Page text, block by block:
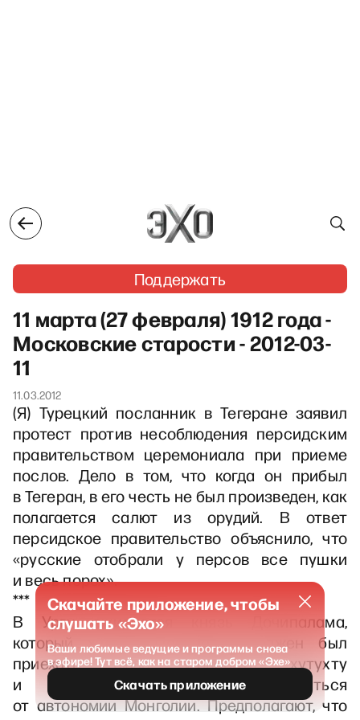
Поддержать
11 марта (27 февраля) 1912 года -
Московские старости - 2012-03-
11
11.03.2012
(Я) Турецкий посланник в Тегеране заявил
протест против несоблюдения персидским
правительством церемониала при приеме
послов. Дело в том, что когда он прибыл
в Тегеран, в его честь не был произведен, как
полагается салют из орудий. В ответ
персидское правительство объяснило, что
«русские отобрали у персов все пушки
и весь порох».
***
В Ургу ожидается князь Дочипалама,
который жил в Пекине и должен был
приехать сюда уговорить хутухту
и монгольских князей отказаться
от автономии Монголии. Предполагают, что
Скачайте приложение, чтобы
слушать «Эхо»
Ваши любимые ведущие и программы снова
в эфире! Тут всё, как на старом добром «Эхе»
Скачать приложение